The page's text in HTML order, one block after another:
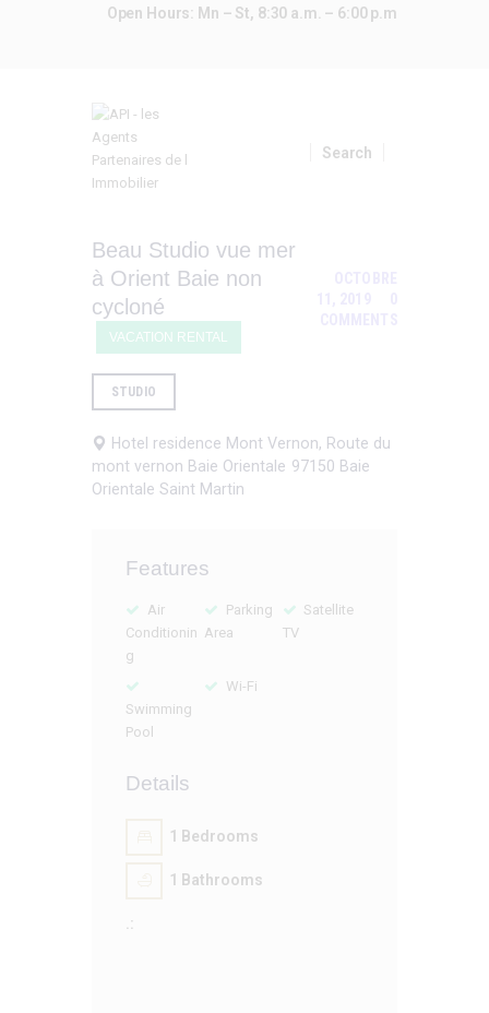
Open Hours: Mn – St, 8:30 a.m. – 6:00 p.m
LOCATIONS SAISONNIERES
API
MON COMPTE
Beau Studio vue mer
à Orient Baie non
cycloné
VACATION RENTAL
STUDIO
Hotel residence Mont Vernon, Route du
mont vernon Baie Orientale 97150 Baie
Orientale Saint Martin
Features
Air
Conditionin
g
Parking
Area
Satellite
TV
Swimming
Pool
Wi-Fi
Details
1 Bedrooms
1 Bathrooms
.: